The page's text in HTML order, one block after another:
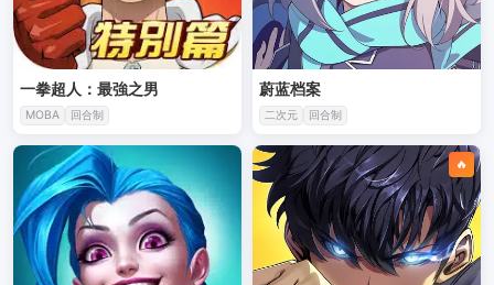
一拳超人：最強之男
MOBA 回合制
蔚蓝档案
二次元 回合制
🔥